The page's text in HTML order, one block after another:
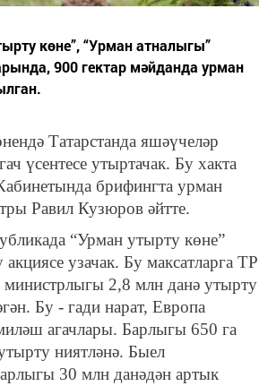
көне”, “Урман атналыгы”
900 гектар мәйданда урман
Татарстанда яшәүчеләр
үсентесе утыртачак. Бу хакта
брифингта урман
Равил Кузюров әйтте.
“Урман утырту көне”
акциясе узачак. Бу максатларга ТР
2,8 млн данә утырту
Бу - гади нарат, Европа
агачлары. Барлыгы 650 га
ниятләнә. Быел
30 млн данәдән артык